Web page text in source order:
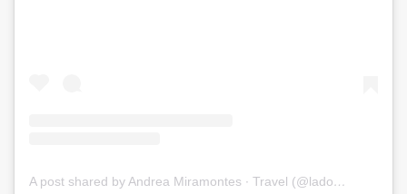
A post shared by Andrea Miramontes ∙ Travel (@ladobviagem)